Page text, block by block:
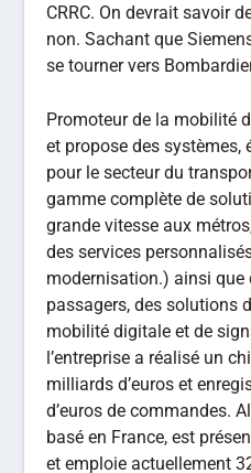
CRRC. On devrait savoir
non. Sachant que
se tourner vers
Promoteur de la mobilité
et propose des systèmes,
pour le secteur du
gamme complète de
grande vitesse aux
des services
modernisation.) ainsi que
passagers, des solutions
mobilité digitale et de
l’entreprise a réalisé un
milliards d’euros et
d’euros de commandes.
basé en France, est
et emploie actuellement